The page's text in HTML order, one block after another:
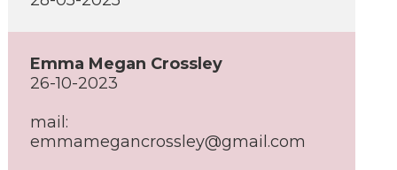
Emma Megan Crossley
26-10-2023
mail:
emmamegancrossley@gmail.com